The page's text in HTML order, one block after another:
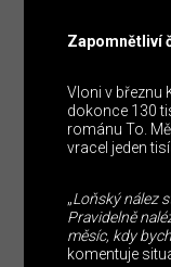
Zapomnětliví
Vloni v březnu
dokonce 130
románu To.
vracel jeden
„Loňský nález
Pravidelně
měsíc, kdy
komentuje